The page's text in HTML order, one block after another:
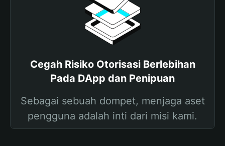
Cegah Risiko Otorisasi Berlebihan
Pada DApp dan Penipuan
Sebagai sebuah dompet, menjaga aset
pengguna adalah inti dari misi kami.